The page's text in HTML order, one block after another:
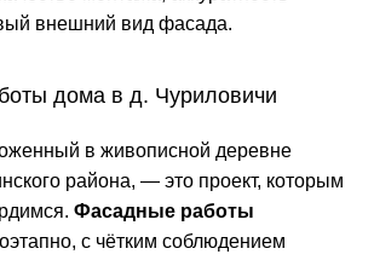
внешний вид фасада.
дома в д. Чуриловичи
в живописной деревне
района, — это проект, которым
Фасадные работы
с чётким соблюдением